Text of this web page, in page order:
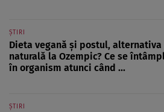
ȘTIRI
Dieta vegană și postul, alternativa
naturală la Ozempic? Ce se
în organism atunci când ...
ȘTIRI